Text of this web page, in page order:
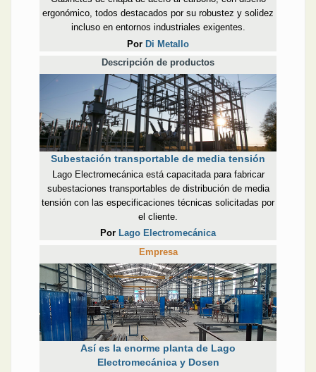
ergonómico, todos destacados por su robustez y solidez
incluso en entornos industriales exigentes.
Por Di Metallo
Descripción de productos
Subestación transportable de media tensión
Lago Electromecánica está capacitada para fabricar
subestaciones transportables de distribución de media
tensión con las especificaciones técnicas solicitadas por
el cliente.
Por Lago Electromecánica
Empresa
Así es la enorme planta de Lago
Electromecánica y Dosen